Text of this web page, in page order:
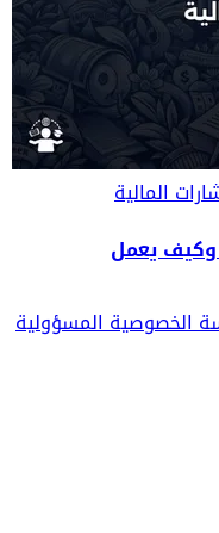
المالية
وكيف يعمل
الخصوصيةالمسؤولية